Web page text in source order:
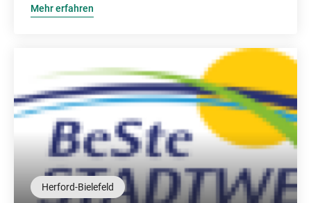
Mehr erfahren
Herford-Bielefeld